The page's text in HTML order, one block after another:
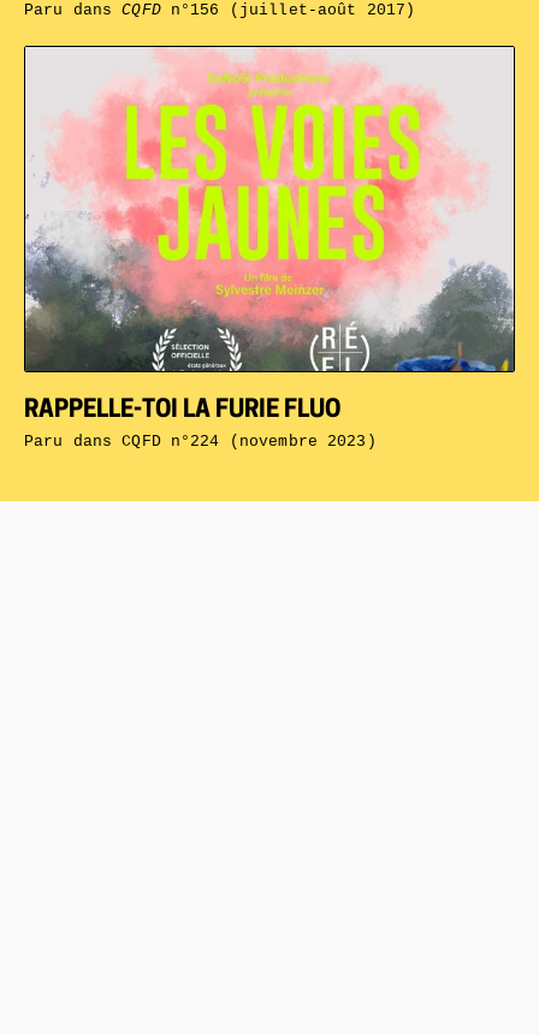
RAPPELLE-TOI LA FURIE FLUO
Paru dansCQFD n°224 (novembre 2023)
Paru dansCQFDn°156 (juillet-août 2017)